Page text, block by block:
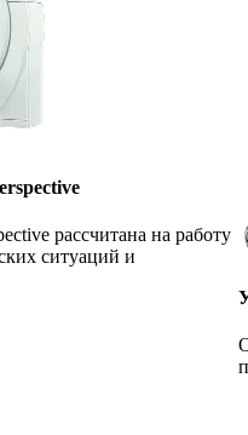
рассчитана на работу
ситуаций и